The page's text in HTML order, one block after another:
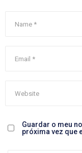
Guardar o meu
próxima vez que